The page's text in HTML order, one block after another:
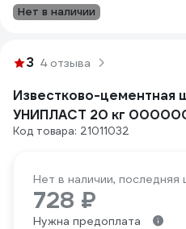
Нет в наличии
3 4 отзыва
Известково-цементная
УНИПЛАСТ 20 кг
Код товара: 21011032
Нет в наличии, последняя
728 ₽
Нужна предоплата